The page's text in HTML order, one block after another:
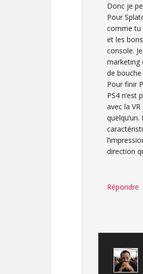
Donc je
Pour
comme tu
et les
console.
marketing
de
Pour finir
PS4 n’est
avec la
direction
Répondre